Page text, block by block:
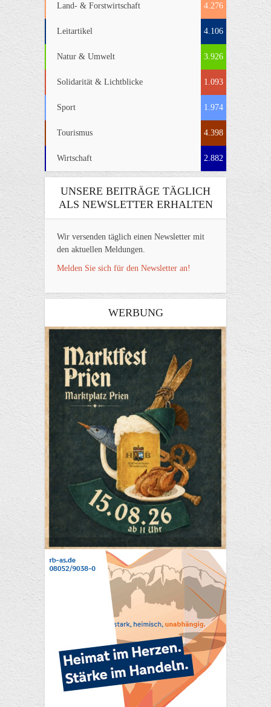
Land- & Forstwirtschaft 4.276
Leitartikel 4.106
Natur & Umwelt 3.926
Solidarität & Lichtblicke 1.093
Sport 1.974
Tourismus 4.398
Wirtschaft 2.882
UNSERE BEITRÄGE TÄGLICH
ALS NEWSLETTER ERHALTEN
Wir versenden täglich einen Newsletter mit
den aktuellen Meldungen.
Melden Sie sich für den Newsletter an!
WERBUNG